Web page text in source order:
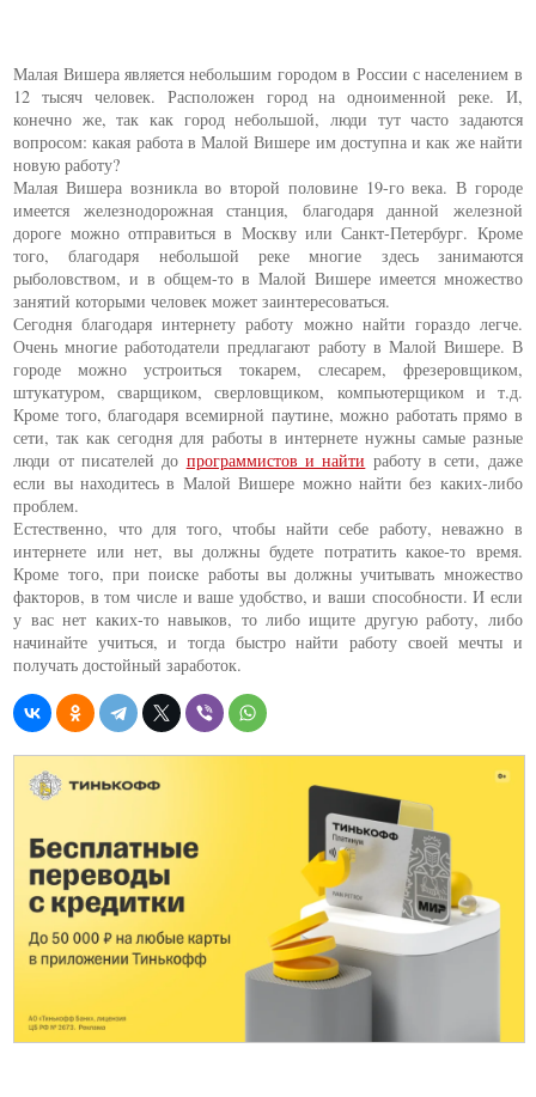
Малая Вишера является небольшим городом в России с населением в
12 тысяч человек. Расположен город на одноименной реке. И,
конечно же, так как город небольшой, люди тут часто задаются
вопросом: какая работа в Малой Вишере им доступна и как же найти
новую работу?
Малая Вишера возникла во второй половине 19-го века. В городе
имеется железнодорожная станция, благодаря данной железной
дороге можно отправиться в Москву или Санкт-Петербург. Кроме
того, благодаря небольшой реке многие здесь занимаются
рыболовством, и в общем-то в Малой Вишере имеется множество
занятий которыми человек может заинтересоваться.
Сегодня благодаря интернету работу можно найти гораздо легче.
Очень многие работодатели предлагают работу в Малой Вишере. В
городе можно устроиться токарем, слесарем, фрезеровщиком,
штукатуром, сварщиком, сверловщиком, компьютерщиком и т.д.
Кроме того, благодаря всемирной паутине, можно работать прямо в
сети, так как сегодня для работы в интернете нужны самые разные
люди от писателей до программистов и найти работу в сети, даже
если вы находитесь в Малой Вишере можно найти без каких-либо
проблем.
Естественно, что для того, чтобы найти себе работу, неважно в
интернете или нет, вы должны будете потратить какое-то время.
Кроме того, при поиске работы вы должны учитывать множество
факторов, в том числе и ваше удобство, и ваши способности. И если
у вас нет каких-то навыков, то либо ищите другую работу, либо
начинайте учиться, и тогда быстро найти работу своей мечты и
получать достойный заработок.